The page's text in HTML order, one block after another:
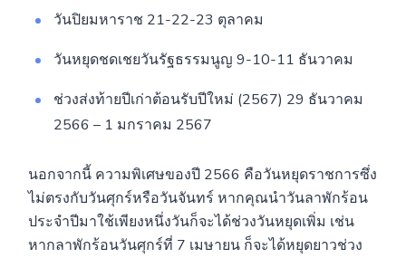
วันปิยมหาราช 21-22-23 ตุลาคม
วันหยุดชดเชยวันรัฐธรรมนูญ 9-10-11 ธันวาคม
ช่วงส่งท้ายปีเก่าต้อนรับปีใหม่ (2567) 29 ธันวาคม
2566 – 1 มกราคม 2567
นอกจากนี้ ความพิเศษของปี 2566 คือวันหยุดราชการซึ่ง
ไม่ตรงกับวันศุกร์หรือวันจันทร์ หากคุณนำวันลาพักร้อน
ประจำปีมาใช้เพียงหนึ่งวันก็จะได้ช่วงวันหยุดเพิ่ม เช่น
หากลาพักร้อนวันศุกร์ที่ 7 เมษายน ก็จะได้หยุดยาวช่วง